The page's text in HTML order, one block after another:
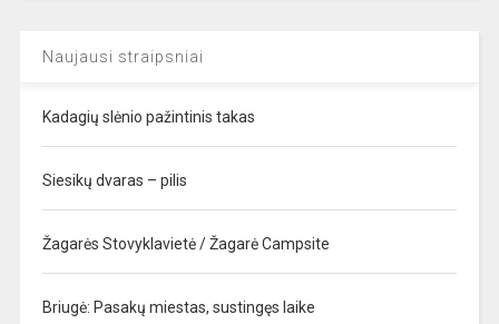
Naujausi straipsniai
Kadagių slėnio pažintinis takas
Siesikų dvaras – pilis
Žagarės Stovyklavietė / Žagarė Campsite
Briugė: Pasakų miestas, sustingęs laike